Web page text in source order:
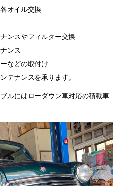
オイル交換
ンスやフィルター交換
ンス
などの取付け
テナンスを承ります。
ルにはローダウン車対応の積載車